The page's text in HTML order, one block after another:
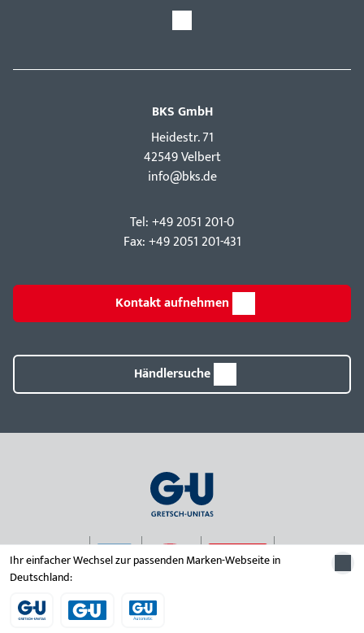
Ihr einfacher Wechsel zur passenden Marken-Webseite in
Deutschland:
BKS GmbH
Hei­destr. 71
42549 Velbert
info@bks.de
Tel: +49 2051 201-0
Fax: +49 2051 201-431
Kontakt aufnehmen
Händlersuche